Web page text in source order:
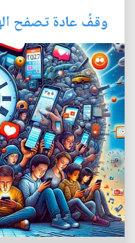
وقفُ عادة تصفح